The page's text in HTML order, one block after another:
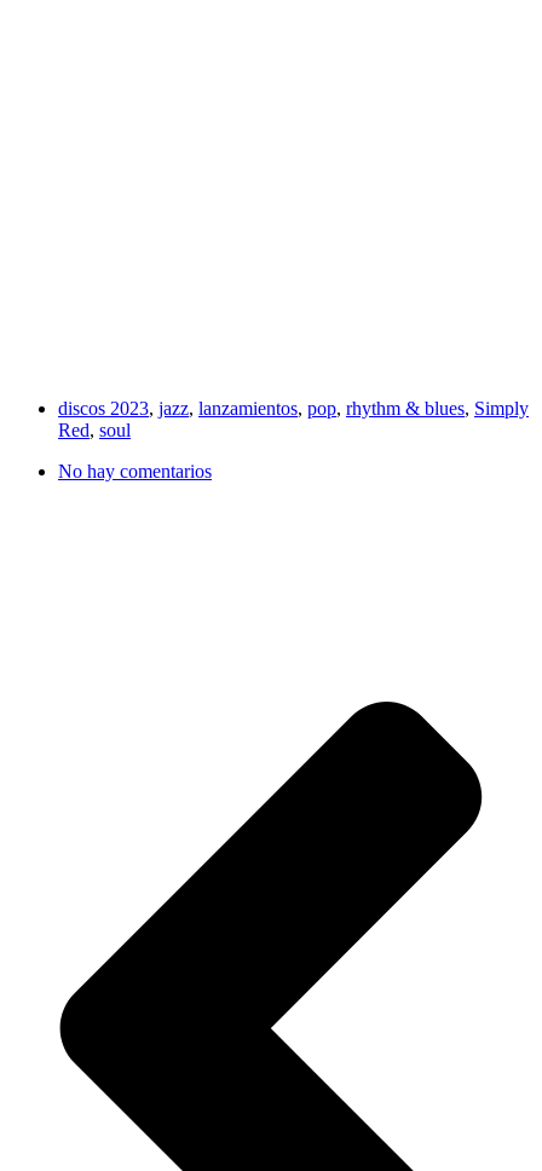
discos 2023, jazz, lanzamientos, pop, rhythm & blues, Simply
Red, soul
No hay comentarios